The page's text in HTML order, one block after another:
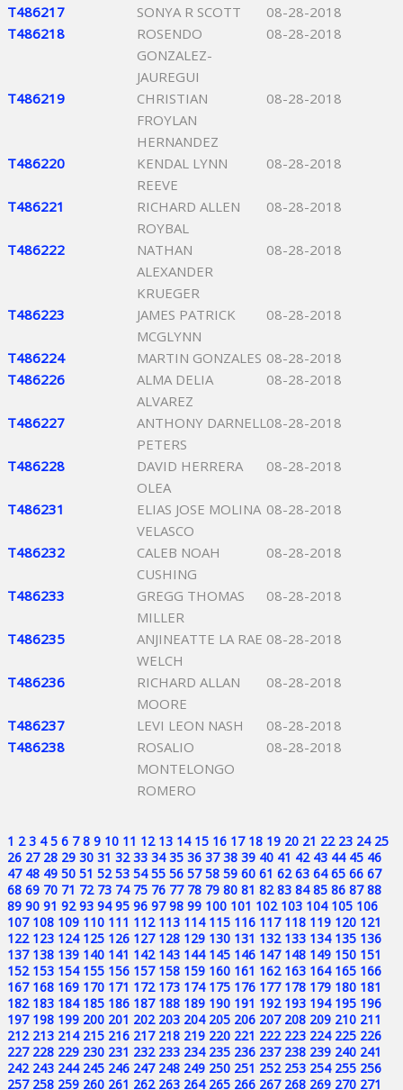
T486217 SONYA R SCOTT
08-28-2018
T486218
ROSENDO
GONZALEZ-
JAUREGUI
08-28-2018
T486219
CHRISTIAN
FROYLAN
HERNANDEZ
08-28-2018
T486220
KENDAL LYNN
REEVE
08-28-2018
T486221
RICHARD ALLEN
ROYBAL
08-28-2018
T486222
NATHAN
ALEXANDER
KRUEGER
08-28-2018
T486223
JAMES PATRICK
MCGLYNN
08-28-2018
T486224 MARTIN GONZALES 08-28-2018
T486226
ALMA DELIA
ALVAREZ
08-28-2018
T486227
ANTHONY DARNELL
PETERS
08-28-2018
T486228
DAVID HERRERA
OLEA
08-28-2018
T486231
ELIAS JOSE MOLINA
VELASCO
08-28-2018
T486232
CALEB NOAH
CUSHING
08-28-2018
T486233
GREGG THOMAS
MILLER
08-28-2018
T486235
ANJINEATTE LA RAE
WELCH
08-28-2018
T486236
RICHARD ALLAN
MOORE
08-28-2018
T486237 LEVI LEON NASH
08-28-2018
T486238
ROSALIO
MONTELONGO
ROMERO
08-28-2018
1 2 3 4 5 6 7 8 9 10 11 12 13 14 15 16 17 18 19 20 21 22 23 24 25
26 27 28 29 30 31 32 33 34 35 36 37 38 39 40 41 42 43 44 45 46
47 48 49 50 51 52 53 54 55 56 57 58 59 60 61 62 63 64 65 66 67
68 69 70 71 72 73 74 75 76 77 78 79 80 81 82 83 84 85 86 87 88
89 90 91 92 93 94 95 96 97 98 99 100 101 102 103 104 105 106
107 108 109 110 111 112 113 114 115 116 117 118 119 120 121
122 123 124 125 126 127 128 129 130 131 132 133 134 135 136
137 138 139 140 141 142 143 144 145 146 147 148 149 150 151
152 153 154 155 156 157 158 159 160 161 162 163 164 165 166
167 168 169 170 171 172 173 174 175 176 177 178 179 180 181
182 183 184 185 186 187 188 189 190 191 192 193 194 195 196
197 198 199 200 201 202 203 204 205 206 207 208 209 210 211
212 213 214 215 216 217 218 219 220 221 222 223 224 225 226
227 228 229 230 231 232 233 234 235 236 237 238 239 240 241
242 243 244 245 246 247 248 249 250 251 252 253 254 255 256
257 258 259 260 261 262 263 264 265 266 267 268 269 270 271